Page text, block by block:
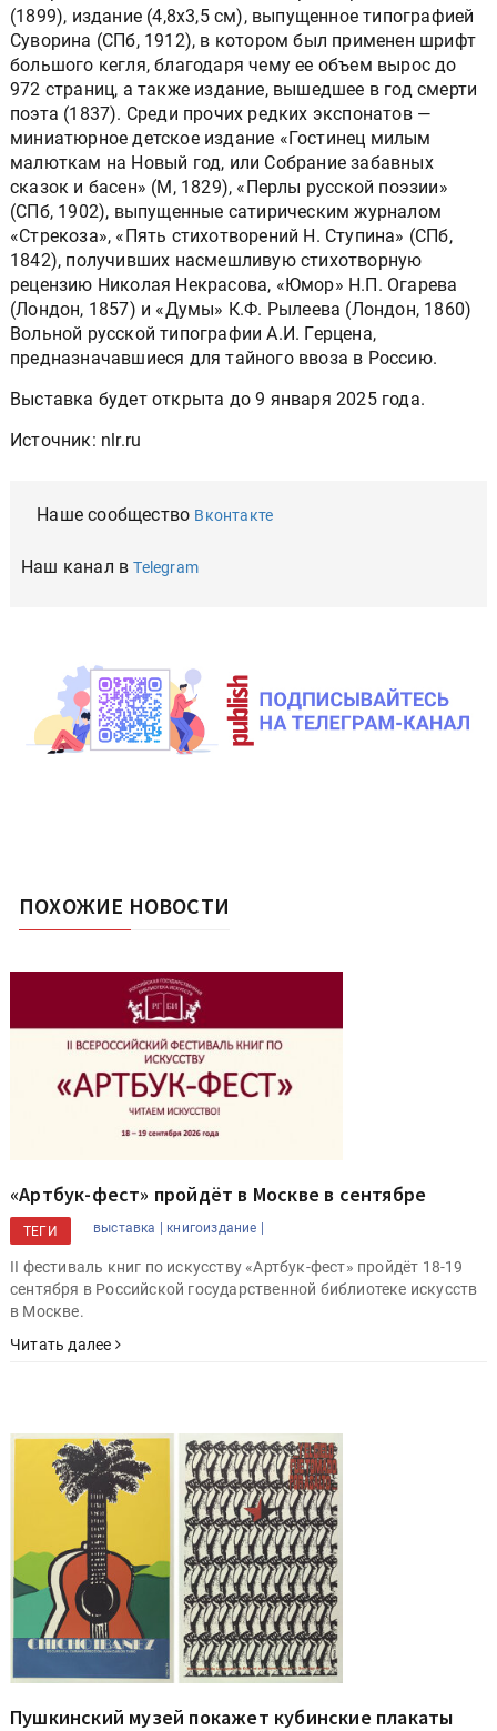
(1899), издание (4,8х3,5 см), выпущенное типографией
Суворина (СПб, 1912), в котором был применен шрифт
большого кегля, благодаря чему ее объем вырос до
972 страниц, а также издание, вышедшее в год смерти
поэта (1837). Среди прочих редких экспонатов —
миниатюрное детское издание «Гостинец милым
малюткам на Новый год, или Собрание забавных
сказок и басен» (М, 1829), «Перлы русской поэзии»
(СПб, 1902), выпущенные сатирическим журналом
«Стрекоза», «Пять стихотворений Н. Ступина» (СПб,
1842), получивших насмешливую стихотворную
рецензию Николая Некрасова, «Юмор» Н.П. Огарева
(Лондон, 1857) и «Думы» К.Ф. Рылеева (Лондон, 1860)
Вольной русской типографии А.И. Герцена,
предназначавшиеся для тайного ввоза в Россию.
Выставка будет открыта до 9 января 2025 года.
Источник: nlr.ru
Наше сообщество Вконтакте
Наш канал вTelegram
ПОХОЖИЕ НОВОСТИ
«Артбук-фест» пройдёт в Москве в сентябре
ТЕГИ выставка | книгоиздание |
II фестиваль книг по искусству «Артбук-фест» пройдёт 18-19
сентября в Российской государственной библиотеке искусств
в Москве.
Читать далее
Пушкинский музей покажет кубинские плакаты